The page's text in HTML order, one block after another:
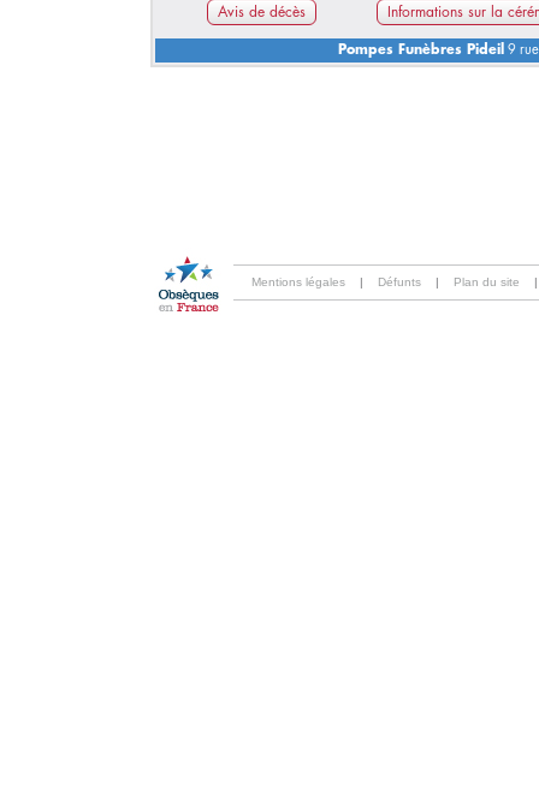
Avis de décès Informations sur la
Pompes Funèbres Pideil 9
Mentions légales | Défunts | Plan du site |